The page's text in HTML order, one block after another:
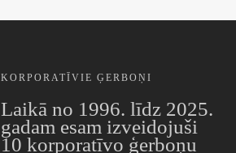
KORPORATĪVIE ĢERBOŅI
Laikā no 1996. līdz 2025.
gadam esam izveidojuši
10 korporatīvo ģerboņu